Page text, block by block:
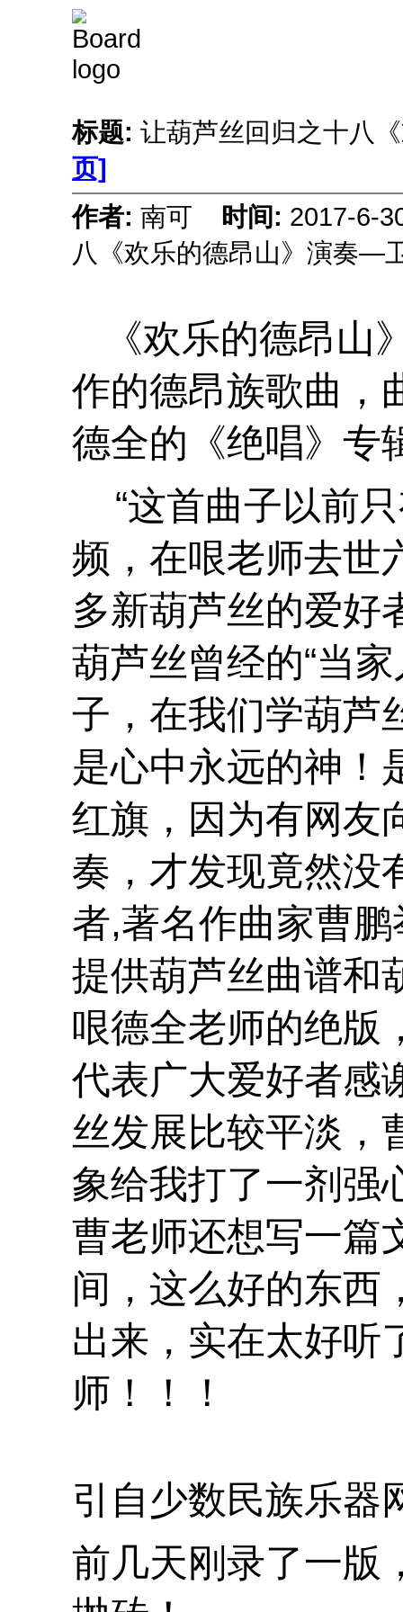
标题: 让葫芦丝回归之十八
页]
作者: 南可 时间: 2017-
八《欢乐的德昂山》演奏—
《欢乐的德昂山
作的德昂族歌曲，
德全的《绝唱》专
“这首曲子以前
频，在哏老师去世
多新葫芦丝的爱好
葫芦丝曾经的“当
子，在我们学葫芦
是心中永远的神！
红旗，因为有网友
奏，才发现竟然没
者,著名作曲家曹
提供葫芦丝曲谱和
哏德全老师的绝版
代表广大爱好者感
丝发展比较平淡，
象给我打了一剂强
曹老师还想写一篇
间，这么好的东西
出来，实在太好听
师！！！
引自少数民族乐器
前几天刚录了一版